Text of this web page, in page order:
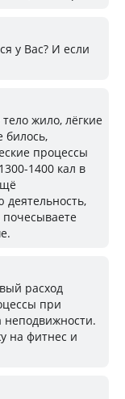
у Вас? И если
жило, лёгкие
билось,
процессы
1400 кал в
деятельность,
почесываете
расход
при
неподвижности.
на фитнес и